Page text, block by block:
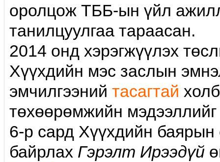
оролцож ТББ-ын үйл
танилцуулгаа тараасан.
2014 онд хэрэгжүүлэх
Хүүхдийн мэс заслын
эмчилгээний тасагтай
төхөөрөмжийн
6-р сард Хүүхдийн
байрлах Гэрэлт Ирээдүй